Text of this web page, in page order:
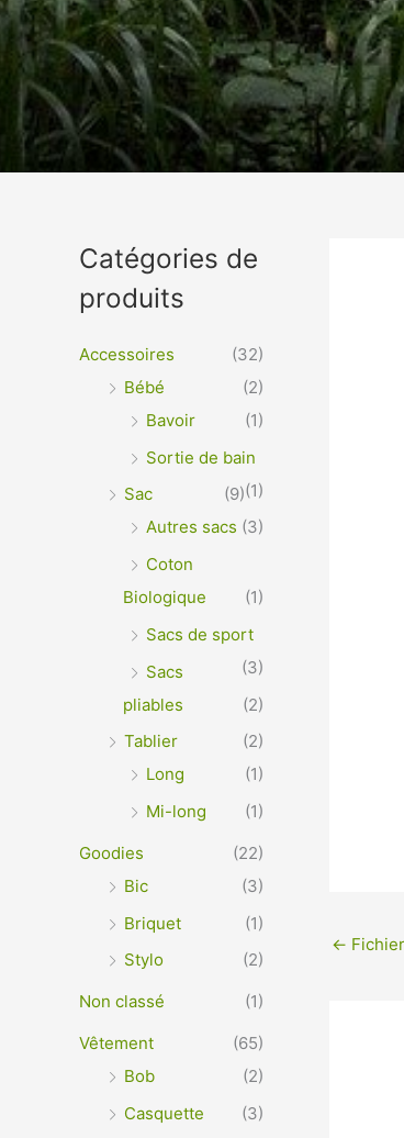
Un vêtement à
VÊTEMENTS ET OBJETS À
OPTIMALE ou IMPRESSION SUR
Catégories de
produits
Accessoires
(32)
Bébé
(2)
Bavoir
(1)
Sortie de bain
(1)
Sac
(9)
Autres sacs (3)
Coton
Biologique
(1)
Sacs de sport
(3)
Sacs
pliables
(2)
Tablier
(2)
Long
(1)
Mi-long
(1)
Goodies
(22)
Bic
(3)
Briquet
(1)
Stylo
(2)
Non classé
(1)
Vêtement
(65)
Bob
(2)
Casquette
(3)
←